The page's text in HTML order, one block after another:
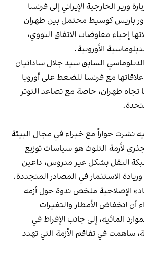
وزير الخارجية الإيراني إلى فرنسا
باريس كوسيط محتمل بين طهران
إحياء مفاوضات الاتفاق النووي،
الأوروبية.
السابق سيد جلال ساداتیان
مع فرنسا للضغط على أوروبا
تجاه طهران، خاصة مع تصاعد التوتر
نشرت حواراً مع خبراء في مجال البيئة
لأزمة التلوث هو سياسات توزيع
النقل بشكل غير مدروس، داعين
الاستثمار في المصادر المتجددة.
الإصلاحية ملخص ندوة حول أزمة
أن انخفاض الأمطار والتغيرات
المائية، إلى جانب الإفراط في
ساهمت في تفاقم الأزمة التي تهدد